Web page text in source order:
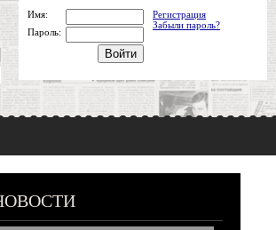
Имя:
Регистрация
Забыли пароль?
Пароль: